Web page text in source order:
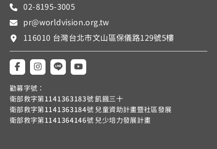
02-8195-3005
pr@worldvision.org.tw
116010 台灣台北市文山區保儀路129號5樓
勸募字號：
衛部救字第1141363183號 飢餓三十
衛部救字第1141363184號 兒童資助計畫暨社區發展
衛部救字第1141364146號 兒少培力發展計畫